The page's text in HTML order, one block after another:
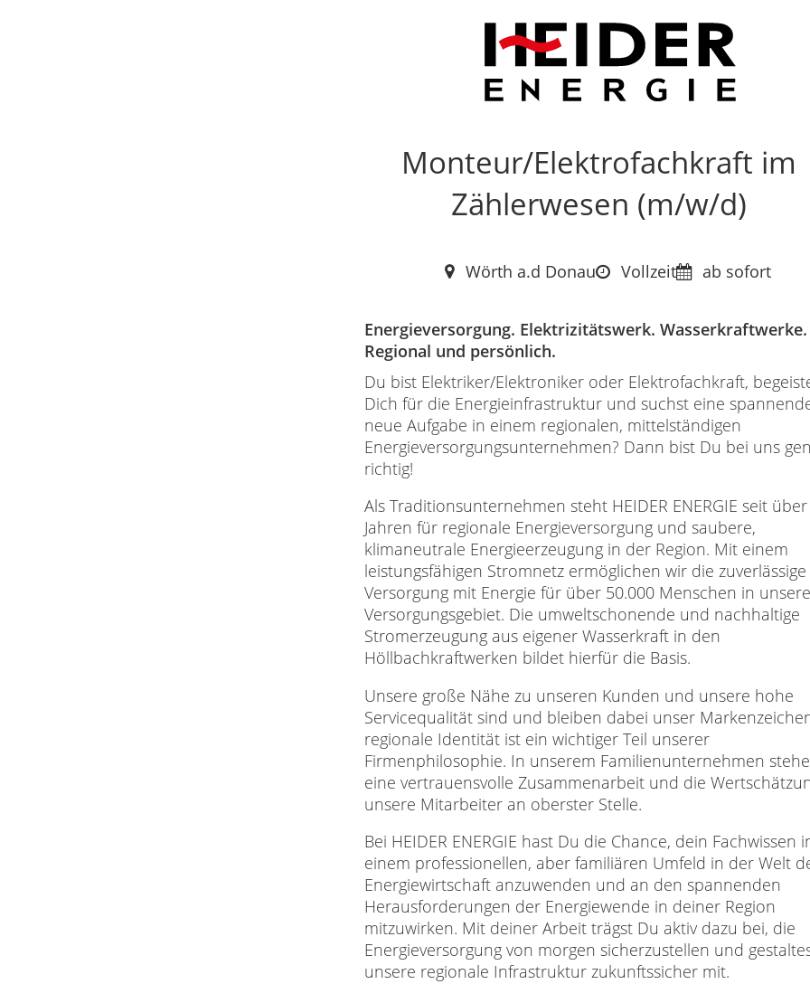
Monteur/Elektrofachkraft im
Zählerwesen (m/w/d)
Wörth a.d Donau Vollzeit ab sofort
Energieversorgung. Elektrizitätswerk. Wasserkraftwerke.
Regional und persönlich.
Du bist Elektriker/Elektroniker oder Elektrofachkraft,
Dich für die Energieinfrastruktur und suchst eine
neue Aufgabe in einem regionalen, mittelständigen
Energieversorgungsunternehmen? Dann bist Du bei uns
richtig!
Als Traditionsunternehmen steht HEIDER ENERGIE seit
Jahren für regionale Energieversorgung und saubere,
klimaneutrale Energieerzeugung in der Region. Mit einem
leistungsfähigen Stromnetz ermöglichen wir die zuverlässige
Versorgung mit Energie für über 50.000 Menschen in
Versorgungsgebiet. Die umweltschonende und nachhaltige
Stromerzeugung aus eigener Wasserkraft in den
Höllbachkraftwerken bildet hierfür die Basis.
Unsere große Nähe zu unseren Kunden und unsere hohe
Servicequalität sind und bleiben dabei unser
regionale Identität ist ein wichtiger Teil unserer
Firmenphilosophie. In unserem Familienunternehmen
eine vertrauensvolle Zusammenarbeit und die
unsere Mitarbeiter an oberster Stelle.
Bei HEIDER ENERGIE hast Du die Chance, dein Fachwissen
einem professionellen, aber familiären Umfeld in der Welt
Energiewirtschaft anzuwenden und an den spannenden
Herausforderungen der Energiewende in deiner Region
mitzuwirken. Mit deiner Arbeit trägst Du aktiv dazu bei, die
Energieversorgung von morgen sicherzustellen und
unsere regionale Infrastruktur zukunftssicher mit.